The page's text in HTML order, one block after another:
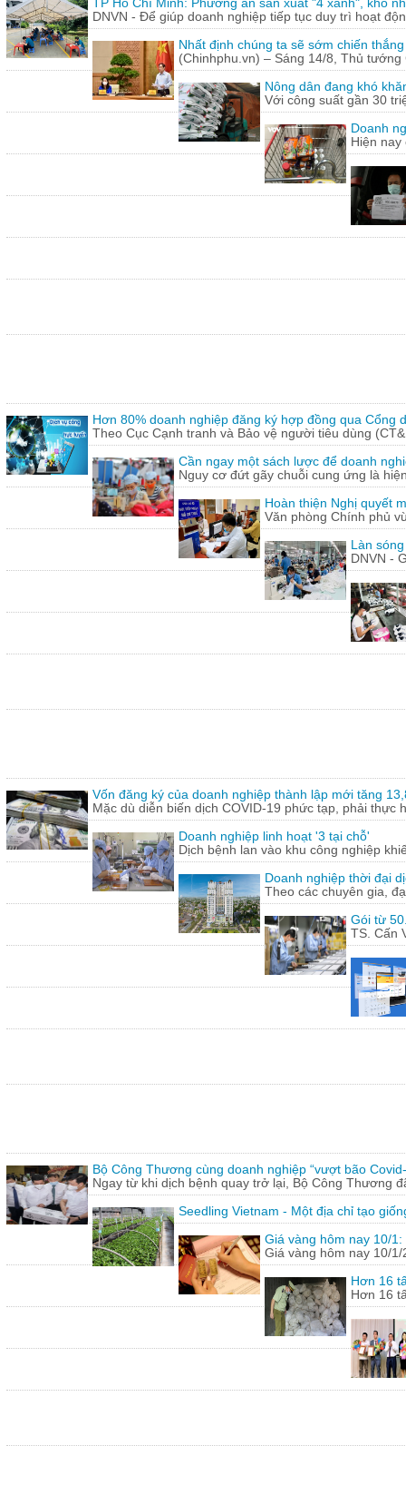
DNVN - Để giúp doanh nghiệp tiếp tục duy trì hoạt
Nhất định chúng ta sẽ sớm chiến
(Chinhphu.vn) – Sáng 14/8, Thủ
Nông dân đang khó
Với công suất gần 30
Doanh
Hiện
Hơn 80% doanh nghiệp đăng ký hợp đồng qua Cổng
Theo Cục Cạnh tranh và Bảo vệ người tiêu dùng
Cần ngay một sách lược để doanh
Nguy cơ đứt gãy chuỗi cung ứng là
Hoàn thiện Nghị quyết
Văn phòng Chính phủ
Làn
DNVN -
Vốn đăng ký của doanh nghiệp thành lập mới tăng
Mặc dù diễn biến dịch COVID-19 phức tạp, phải thực
Doanh nghiệp linh hoạt '3 tại chỗ'
Dịch bệnh lan vào khu công nghiệp
Doanh nghiệp thời đại
Theo các chuyên gia,
Gói từ
TS. Cấn
Bộ Công Thương cùng doanh nghiệp “vượt bão
Ngay từ khi dịch bệnh quay trở lại, Bộ Công Thương
Seedling Vietnam - Một địa chỉ tạo
Giá vàng hôm nay 10/
Giá vàng hôm nay 10/
Hơn 16
Hơn 16